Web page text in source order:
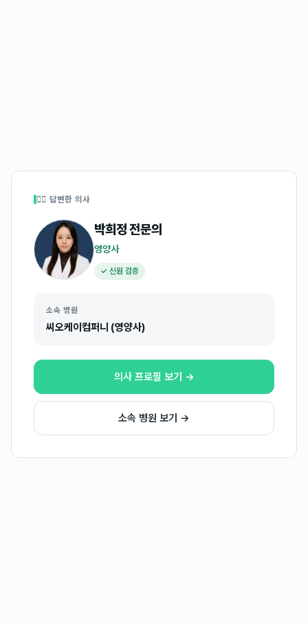
👩‍⚕️ 답변한 의사
박희정전문의
영양사
✓ 신원 검증
소속 병원
씨오케이컴퍼니 (영양사)
의사 프로필 보기 →
소속 병원 보기 →